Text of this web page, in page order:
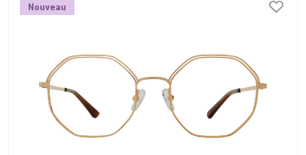
Nouveau